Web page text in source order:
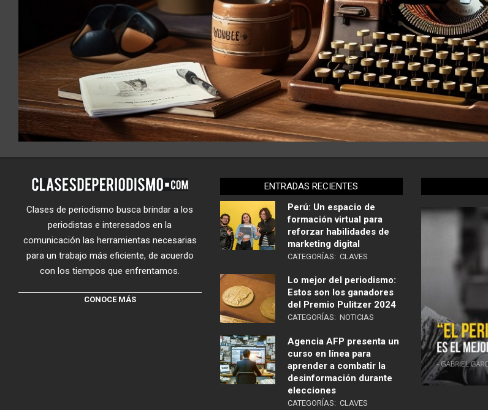
Clases de periodismo busca brindar a los
periodistas e interesados en la
comunicación las herramientas necesarias
para un trabajo más eficiente, de acuerdo
con los tiempos que enfrentamos.
CONOCE MÁS
ENTRADAS RECIENTES
Perú: Un espacio de
formación virtual para
reforzar habilidades de
marketing digital
CATEGORÍAS: CLAVES
Lo mejor del periodismo:
Estos son los ganadores
del Premio Pulitzer 2024
CATEGORÍAS: NOTICIAS
Agencia AFP presenta un
curso en línea para
aprender a combatir la
desinformación durante
elecciones
CATEGORÍAS: CLAVES